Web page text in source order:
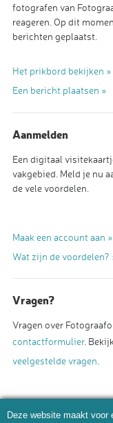
fotografen van
reageren. Op dit
berichten geplaatst.
Het prikbord bekijken »
Een bericht plaatsen »
Aanmelden
Een digitaal
vakgebied. Meld je nu
de vele voordelen.
Maak een account aan »
Wat zijn de voordelen?
Vragen?
Vragen over
contactformulier.
veelgestelde vragen
Deze website maakt voor